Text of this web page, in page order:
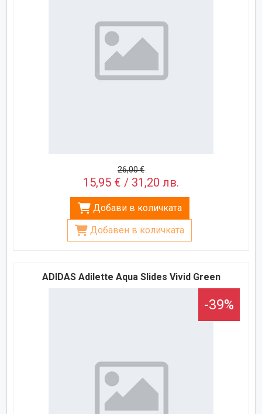
26,00 €
15,95 € / 31,20 лв.
Добави в количката
Добавен в количката
ADIDAS Adilette Aqua Slides Vivid Green
-39%